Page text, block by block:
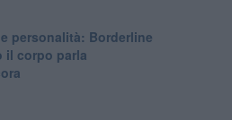
personalità: Borderline
il corpo parla